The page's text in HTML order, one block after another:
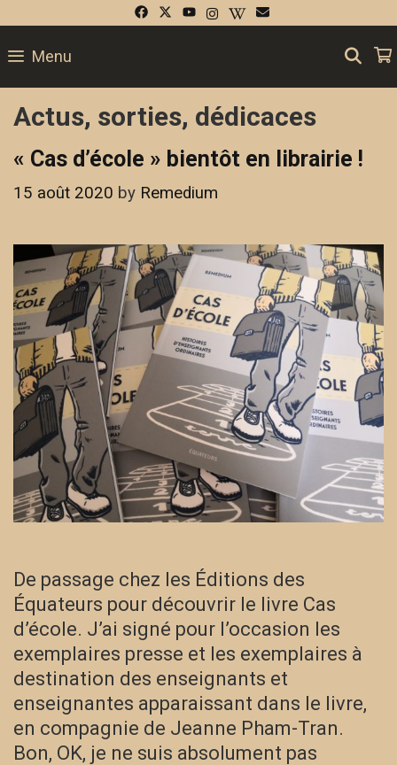
content
Menu
Actus, sorties, dédicaces
« Cas d’école » bientôt en librairie !
15 août 2020 by Remedium
De passage chez les Éditions des
Équateurs pour découvrir le livre Cas
d’école. J’ai signé pour l’occasion les
exemplaires presse et les exemplaires à
destination des enseignants et
enseignantes apparaissant dans le livre,
en compagnie de Jeanne Pham-Tran.
Bon, OK, je ne suis absolument pas